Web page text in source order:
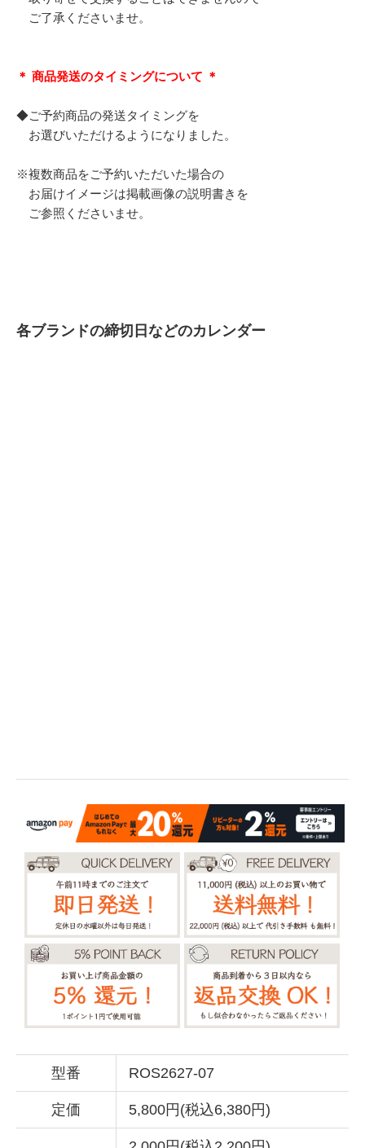
ご了承くださいませ。
＊ 商品発送のタイミングについて ＊
◆ご予約商品の発送タイミングを
お選びいただけるようになりました。
※複数商品をご予約いただいた場合の
お届けイメージは掲載画像の説明書きを
ご参照くださいませ。
各ブランドの締切日などのカレンダー
型番 ROS2627-07
定価 5,800円(税込6,380円)